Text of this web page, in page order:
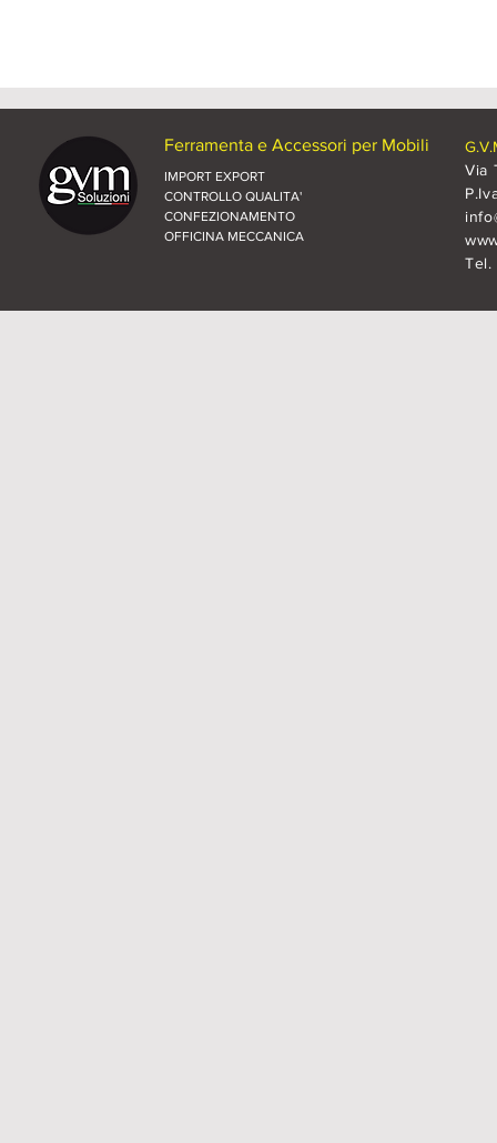
Ferramenta e Accessori per Mobili
IMPORT EXPORT
CONTROLLO QUALITA'
CONFEZIONAMENTO
OFFICINA MECCANICA
Via
Tel.